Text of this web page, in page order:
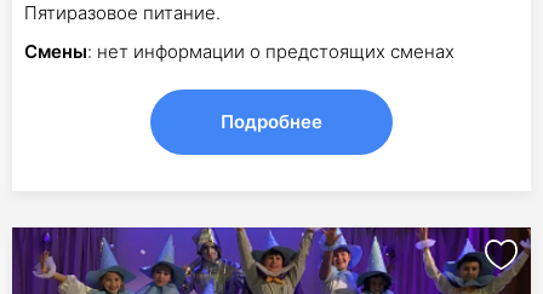
Пятиразовое питание.
Смены: нет информации о предстоящих сменах
Подробнее